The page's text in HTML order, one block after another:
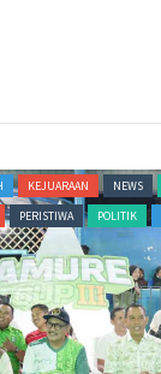
KEJUARAAN NEWS
PERISTIWA POLITIK